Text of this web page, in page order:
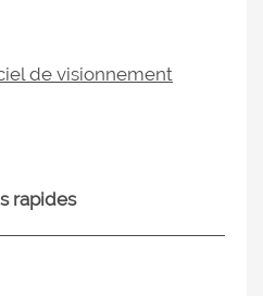
de visionnement
rapides